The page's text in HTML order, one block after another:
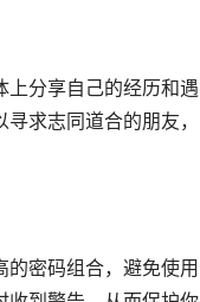
上分享自己的经历和遇
求志同道合的朋友，
密码组合，避免使用